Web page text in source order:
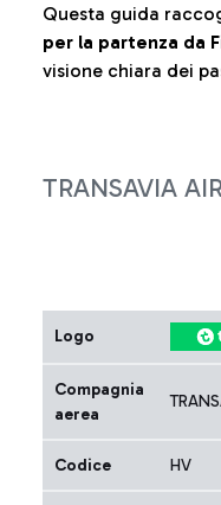
Questa guida
per la partenza da
visione chiara dei
TRANSAVIA
Logo
Compagnia
aerea
Codice HV